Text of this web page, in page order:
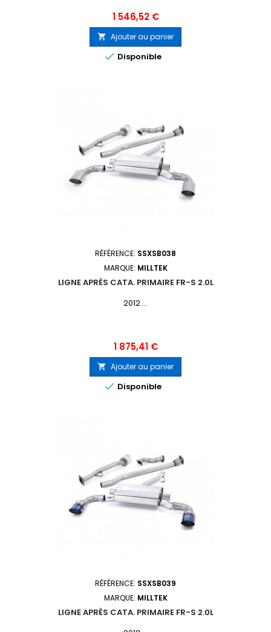
Prix
1 546,52 €
 Ajouter au panier
 Disponible
RÉFÉRENCE: SSXSB038
MARQUE: MILLTEK
LIGNE APRÈS CATA. PRIMAIRE FR-S 2.0L
2012 ...
Prix
1 875,41 €
 Ajouter au panier
 Disponible
RÉFÉRENCE: SSXSB039
MARQUE: MILLTEK
LIGNE APRÈS CATA. PRIMAIRE FR-S 2.0L